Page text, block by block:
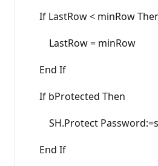
If LastRow < minRow
LastRow = minRow
End If
If bProtected Then
SH.Protect
End If